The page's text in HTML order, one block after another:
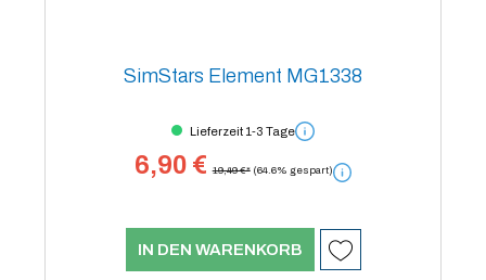
SimStars Element MG1338
Lieferzeit 1-3 Tage
6,90 € 19,49 €* (64.6% gespart)
IN DEN WARENKORB